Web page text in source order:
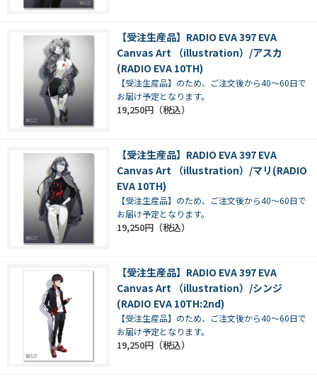
【受注生産品】RADIO EVA 397 EVA
Canvas Art （illustration）/アスカ
(RADIO EVA 10TH)
【受注生産品】のため、ご注文後から40～60日で
お届け予定となります。
19,250円
【受注生産品】RADIO EVA 397 EVA
Canvas Art （illustration）/マリ(RADIO
EVA 10TH)
【受注生産品】のため、ご注文後から40～60日で
お届け予定となります。
19,250円
【受注生産品】RADIO EVA 397 EVA
Canvas Art （illustration）/シンジ
(RADIO EVA 10TH:2nd)
【受注生産品】のため、ご注文後から40～60日で
お届け予定となります。
19,250円